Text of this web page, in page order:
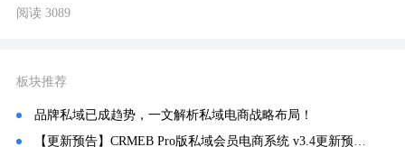
阅读 3089
板块推荐
品牌私域已成趋势，一文解析私域电商战略布局！
【更新预告】CRMEB Pro版私域会员电商系统 v3.4更新预告🔥